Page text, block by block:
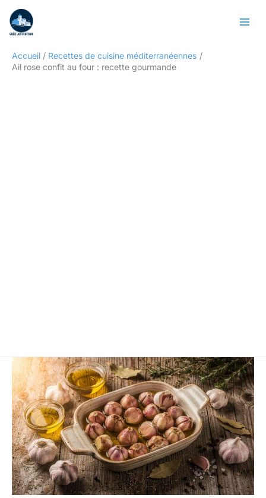
contenu
Accueil
Recettes de cuisine méditerranéennes
Ail rose confit au four : recette gourmande
Rechercher